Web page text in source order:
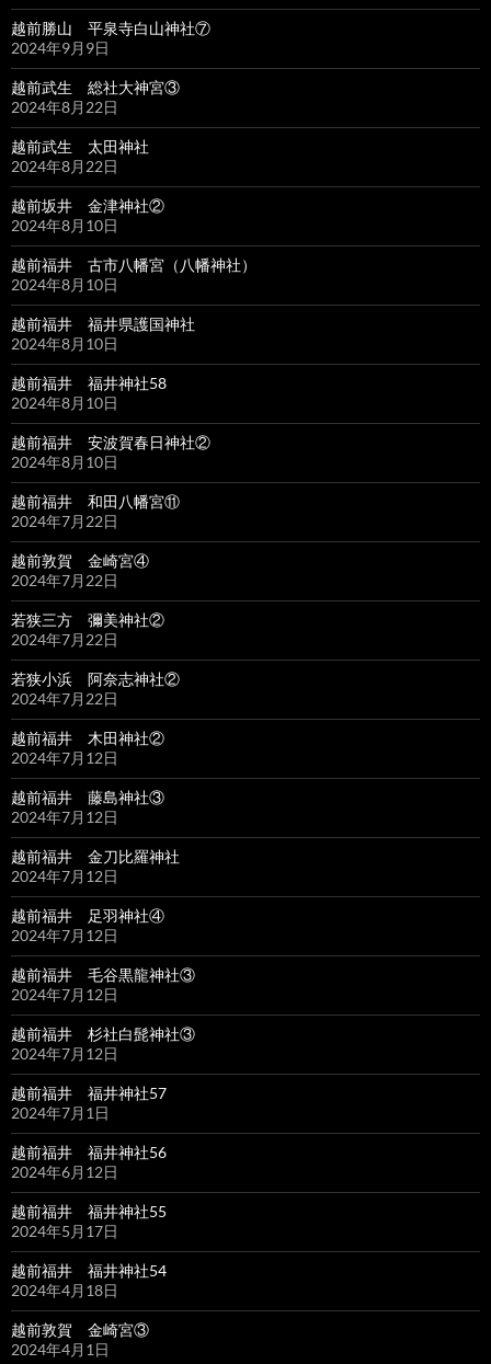
越前勝山 平泉寺白山神社⑦
2024年9月9日
越前武生 総社大神宮③
2024年8月22日
越前武生 太田神社
2024年8月22日
越前坂井 金津神社②
2024年8月10日
越前福井 古市八幡宮（八幡神社）
2024年8月10日
越前福井 福井県護国神社
2024年8月10日
越前福井 福井神社58
2024年8月10日
越前福井 安波賀春日神社②
2024年8月10日
越前福井 和田八幡宮⑪
2024年7月22日
越前敦賀 金崎宮④
2024年7月22日
若狭三方 彌美神社②
2024年7月22日
若狭小浜 阿奈志神社②
2024年7月22日
越前福井 木田神社②
2024年7月12日
越前福井 藤島神社③
2024年7月12日
越前福井 金刀比羅神社
2024年7月12日
越前福井 足羽神社④
2024年7月12日
越前福井 毛谷黒龍神社③
2024年7月12日
越前福井 杉社白髭神社③
2024年7月12日
越前福井 福井神社57
2024年7月1日
越前福井 福井神社56
2024年6月12日
越前福井 福井神社55
2024年5月17日
越前福井 福井神社54
2024年4月18日
越前敦賀 金崎宮③
2024年4月1日